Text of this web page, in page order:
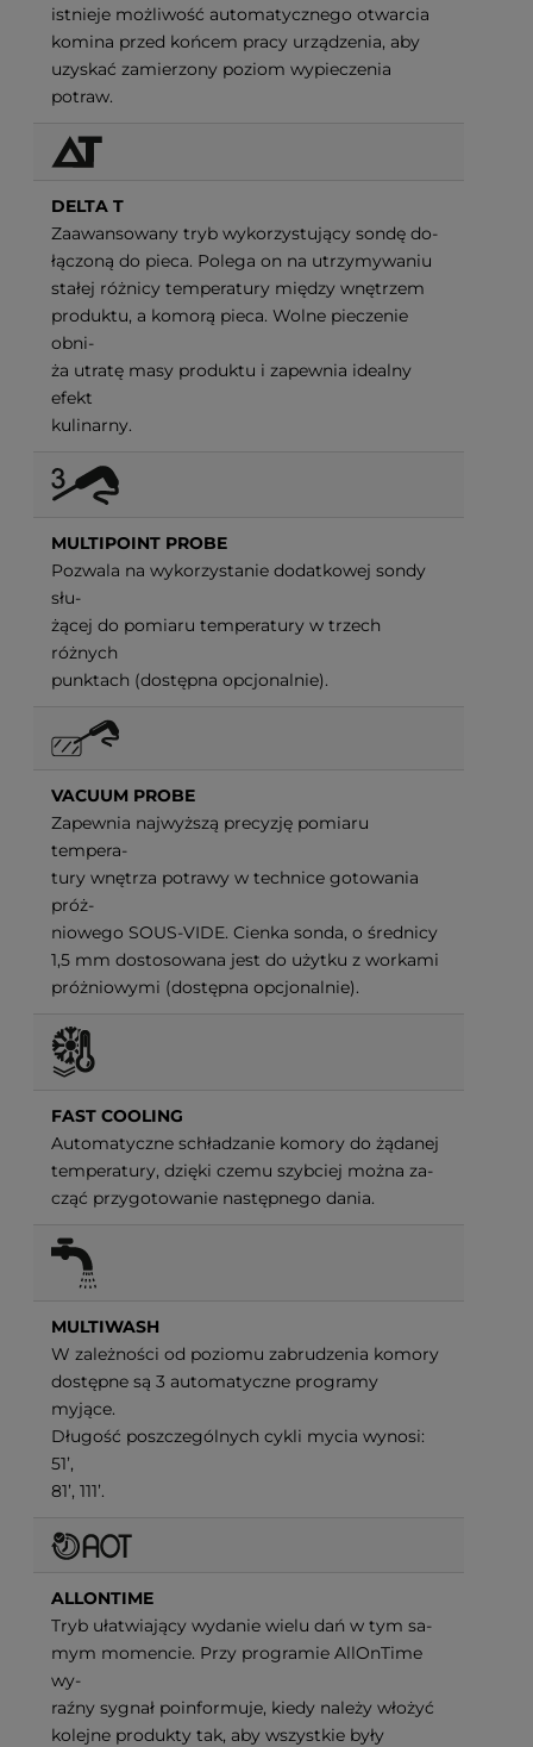
istnieje możliwość automatycznego otwarcia
komina przed końcem pracy urządzenia, aby
uzyskać zamierzony poziom wypieczenia
potraw.
DELTA T
Zaawansowany tryb wykorzystujący sondę do-
łączoną do pieca. Polega on na utrzymywaniu
stałej różnicy temperatury między wnętrzem
produktu, a komorą pieca. Wolne pieczenie
obni-
ża utratę masy produktu i zapewnia idealny
efekt
kulinarny.
MULTIPOINT PROBE
Pozwala na wykorzystanie dodatkowej sondy
słu-
żącej do pomiaru temperatury w trzech
różnych
punktach (dostępna opcjonalnie).
VACUUM PROBE
Zapewnia najwyższą precyzję pomiaru
tempera-
tury wnętrza potrawy w technice gotowania
próż-
niowego SOUS-VIDE. Cienka sonda, o średnicy
1,5 mm dostosowana jest do użytku z workami
próżniowymi (dostępna opcjonalnie).
FAST COOLING
Automatyczne schładzanie komory do żądanej
temperatury, dzięki czemu szybciej można za-
cząć przygotowanie następnego dania.
MULTIWASH
W zależności od poziomu zabrudzenia komory
dostępne są 3 automatyczne programy
myjące.
Długość poszczególnych cykli mycia wynosi:
51’,
81’, 111’.
ALLONTIME
Tryb ułatwiający wydanie wielu dań w tym sa-
mym momencie. Przy programie AllOnTime
wy-
raźny sygnał poinformuje, kiedy należy włożyć
kolejne produkty tak, aby wszystkie były